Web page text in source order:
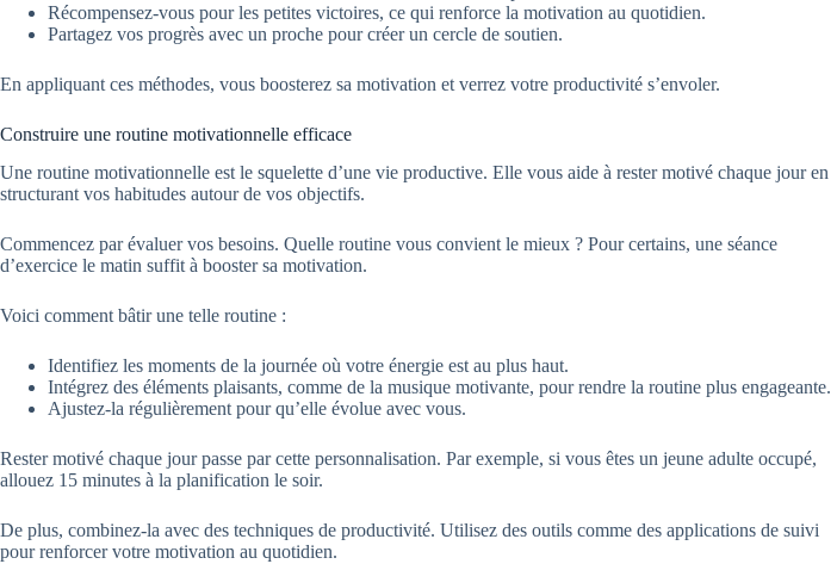
Récompensez-vous pour les petites victoires, ce qui renforce la motivation au quotidien.
Partagez vos progrès avec un proche pour créer un cercle de soutien.
En appliquant ces méthodes, vous boosterez sa motivation et verrez votre productivité s’envoler.
Construire une routine motivationnelle efficace
Une routine motivationnelle est le squelette d’une vie productive. Elle vous aide à rester motivé chaque jour en
structurant vos habitudes autour de vos objectifs.
Commencez par évaluer vos besoins. Quelle routine vous convient le mieux ? Pour certains, une séance
d’exercice le matin suffit à booster sa motivation.
Voici comment bâtir une telle routine :
Identifiez les moments de la journée où votre énergie est au plus haut.
Intégrez des éléments plaisants, comme de la musique motivante, pour rendre la routine plus engageante.
Ajustez-la régulièrement pour qu’elle évolue avec vous.
Rester motivé chaque jour passe par cette personnalisation. Par exemple, si vous êtes un jeune adulte occupé,
allouez 15 minutes à la planification le soir.
De plus, combinez-la avec des techniques de productivité. Utilisez des outils comme des applications de suivi
pour renforcer votre motivation au quotidien.